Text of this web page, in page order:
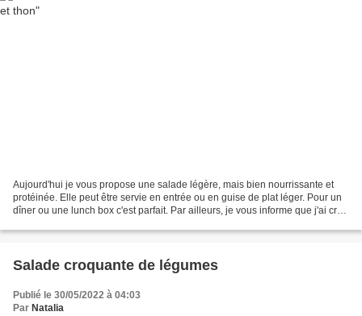
Aujourd'hui je vous propose une salade légère, mais bien nourrissante et
protéinée. Elle peut être servie en entrée ou en guise de plat léger. Pour un
dîner ou une lunch box c'est parfait. Par ailleurs, je vous informe que j'ai créé
Salade croquante de légumes
Publié le 30/05/2022 à 04:03
Par Natalia